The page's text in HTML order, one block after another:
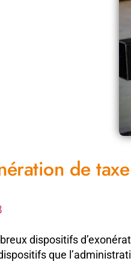
de
dispositifs
que